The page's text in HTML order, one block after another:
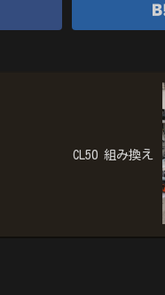
CL50 組み換え